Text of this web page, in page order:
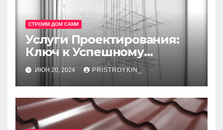
СТРОИМ ДОМ САМИ
Услуги Проектирования:
Ключ к Успешному
Реализации Ваших Идей
ИЮН 20, 2024 PRISTROYKIN_